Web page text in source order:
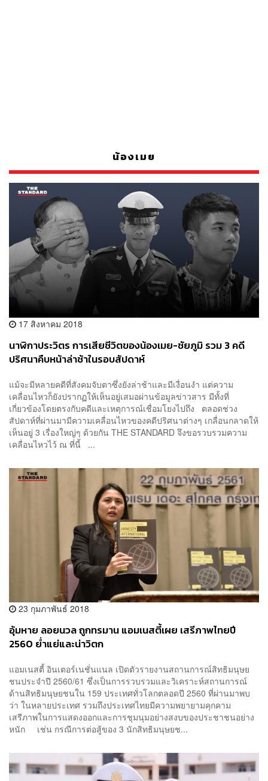
น้องเมย
17 สิงหาคม 2018
นาฬิกาประวิตร การเสียชีวิตของน้องเมย-ชัยภูมิ รวม 3 คดี
ปริศนาคืบหน้าล่าช้าในรอบสัปดาห์
แม้จะมีหลายคดีที่สังคมจับตาซึ่งยังล่าช้าและมีเงื่อนงำ แต่ความ
เคลื่อนไหวก็ยังปรากฏให้เห็นอยู่เสมอผ่านข้อมูลข่าวสาร มีทั้งที่
เกี่ยวข้องโดยตรงกับคดีและเหตุการณ์เชื่อมโยงไปถึง ตลอดช่วง
สัปดาห์ที่ผ่านมามีความเคลื่อนไหวของคดีปริศนาต่างๆ เกลื่อนกลาดให้
เห็นอยู่ 3 เรื่องใหญ่ๆ ด้วยกัน THE STANDARD จึงขอรวบรวมความ
เคลื่อนไหวไว้ ณ ที่นี้ ...
23 กุมภาพันธ์ 2018
อุ้มหาย ลอยนวล ถูกทรมาน แอมเนสตี้เผย เสรีภาพไทยปี
2560 ย่ำแย่และน่าวิตก
แอมเนสตี้ อินเตอร์เนชั่นแนล เปิดตัวรายงานสถานการณ์สิทธิมนุษย
ชนประจำปี 2560/61 ซึ่งเป็นการรวบรวมและวิเคราะห์สถานการณ์
ด้านสิทธิมนุษยชนใน 159 ประเทศทั่วโลกตลอดปี 2560 ที่ผ่านมาพบ
ว่า ในหลายประเทศ รวมถึงประเทศไทยมีความพยายามคุกคาม
เสรีภาพในการแสดงออกและการชุมนุมอย่างสงบของประชาชนอย่าง
หนัก เช่น กรณีการต่อสู้ของ 3 นักสิทธิมนุษยช...